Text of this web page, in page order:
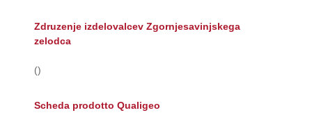
Zdruzenje izdelovalcev Zgornjesavinjskega
zelodca
()
Scheda prodotto Qualigeo